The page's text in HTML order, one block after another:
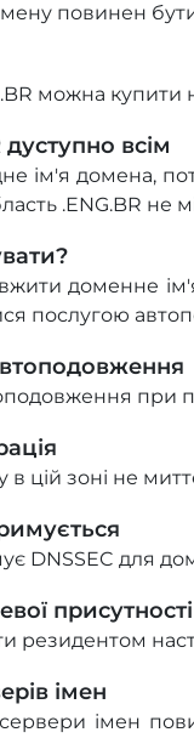
повинен
можна купити
всім
ім'я домена,
.ENG.BR
доменне ім'я
послугою
при
в цій зоні не
DNSSEC для
присутності
резидентом
імен
сервери імен